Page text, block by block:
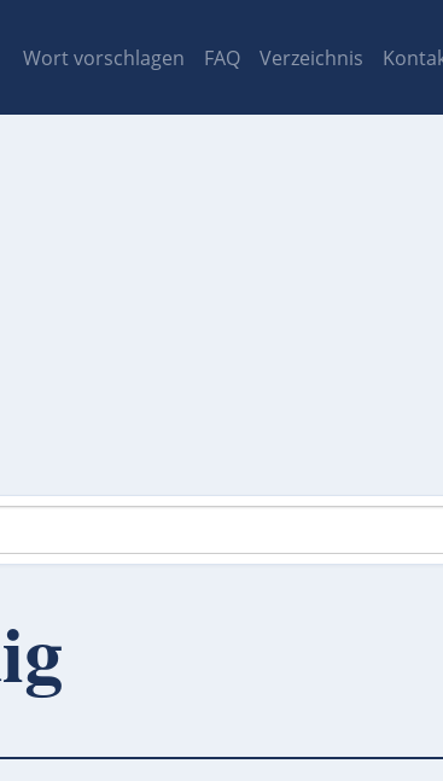
Wort vorschlagen FAQ Verzeichnis